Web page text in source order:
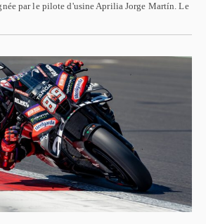
par le pilote d'usine Aprilia Jorge Martín. Le